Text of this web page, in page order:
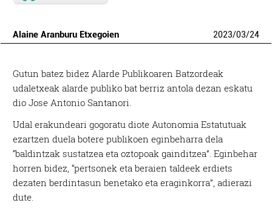
Alaine Aranburu Etxegoien 2023/03/24
Gutun batez bidez Alarde Publikoaren Batzordeak
udaletxeak alarde publiko bat berriz antola dezan eskatu
dio Jose Antonio Santanori.
Udal erakundeari gogoratu diote Autonomia Estatutuak
ezartzen duela botere publikoen eginbeharra dela
“baldintzak sustatzea eta oztopoak gainditzea”. Eginbehar
horren bidez, “pertsonek eta beraien taldeek erdiets
dezaten berdintasun benetako eta eraginkorra”, adierazi
dute.